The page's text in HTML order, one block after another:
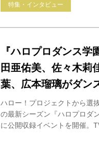
特集・インタビュー
『ハロプロダンス
田亜佑美、佐々木莉
葉、広本瑠璃がダン
ハロー！プロジェクトから選
の最新シーズン『ハロプロダ
に公開収録イベントを開催。